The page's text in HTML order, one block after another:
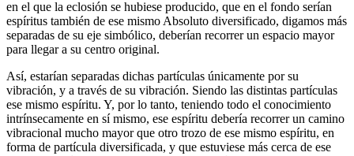
en el que la eclosión se hubiese producido, que en el fondo serían
espíritus también de ese mismo Absoluto diversificado, digamos más
separadas de su eje simbólico, deberían recorrer un espacio mayor
para llegar a su centro original.
Así, estarían separadas dichas partículas únicamente por su
vibración, y a través de su vibración. Siendo las distintas partículas
ese mismo espíritu. Y, por lo tanto, teniendo todo el conocimiento
intrínsecamente en sí mismo, ese espíritu debería recorrer un camino
vibracional mucho mayor que otro trozo de ese mismo espíritu, en
forma de partícula diversificada, y que estuviese más cerca de ese